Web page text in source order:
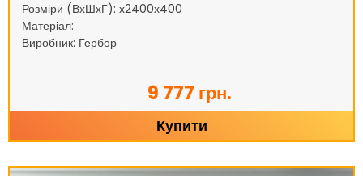
Розміри (ВхШхГ): х2400х400
Матеріал:
Виробник: Гербор
9 777 грн.
Купити